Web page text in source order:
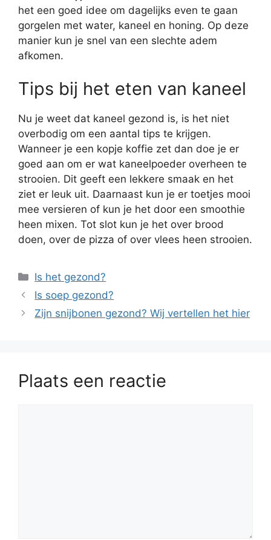
het een goed idee om dagelijks even te gaan
gorgelen met water, kaneel en honing. Op deze
manier kun je snel van een slechte adem
afkomen.
Tips bij het eten van kaneel
Nu je weet dat kaneel gezond is, is het niet
overbodig om een aantal tips te krijgen.
Wanneer je een kopje koffie zet dan doe je er
goed aan om er wat kaneelpoeder overheen te
strooien. Dit geeft een lekkere smaak en het
ziet er leuk uit. Daarnaast kun je er toetjes mooi
mee versieren of kun je het door een smoothie
heen mixen. Tot slot kun je het over brood
doen, over de pizza of over vlees heen strooien.
Categorieën
Is het gezond?
Is soep gezond?
Zijn snijbonen gezond? Wij vertellen het hier
Plaats een reactie